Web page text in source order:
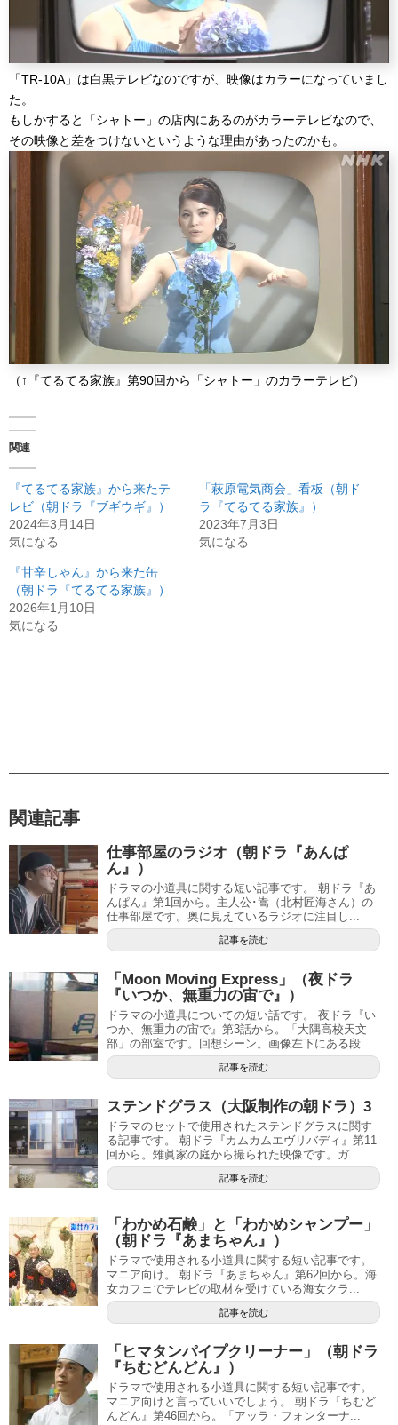
「TR-10A」は白黒テレビなのですが、映像はカラーになっていまし
た。
もしかすると「シャトー」の店内にあるのがカラーテレビなので、
その映像と差をつけないというような理由があったのかも。
（↑『てるてる家族』第90回から「シャトー」のカラーテレビ）
関連
『てるてる家族』から来たテ
レビ（朝ドラ『ブギウギ』）
2024年3月14日
気になる
「萩原電気商会」看板（朝ド
ラ『てるてる家族』）
2023年7月3日
気になる
『甘辛しゃん』から来た缶
（朝ドラ『てるてる家族』）
2026年1月10日
気になる
関連記事
仕事部屋のラジオ（朝ドラ『あんぱ
ん』）
ドラマの小道具に関する短い記事です。 朝ドラ『あ
んぱん』第1回から。主人公･嵩（北村匠海さん）の
仕事部屋です。奥に見えているラジオに注目し...
記事を読む
「Moon Moving Express」（夜ドラ
『いつか、無重力の宙で』）
ドラマの小道具についての短い話です。 夜ドラ『い
つか、無重力の宙で』第3話から。「大隅高校天文
部」の部室です。回想シーン。画像左下にある段...
記事を読む
ステンドグラス（大阪制作の朝ドラ）3
ドラマのセットで使用されたステンドグラスに関す
る記事です。 朝ドラ『カムカムエヴリバディ』第11
回から。雉眞家の庭から撮られた映像です。ガ...
記事を読む
「わかめ石鹸」と「わかめシャンプー」
（朝ドラ『あまちゃん』）
ドラマで使用される小道具に関する短い記事です。
マニア向け。 朝ドラ『あまちゃん』第62回から。海
女カフェでテレビの取材を受けている海女クラ...
記事を読む
「ヒマタンパイプクリーナー」（朝ドラ
『ちむどんどん』）
ドラマで使用される小道具に関する短い記事です。
マニア向けと言っていいでしょう。 朝ドラ『ちむど
んどん』第46回から。「アッラ・フォンターナ...